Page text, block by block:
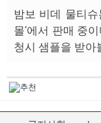
밤보 비데 물티
몰'에서 판매 중
청시 샘플을 받아